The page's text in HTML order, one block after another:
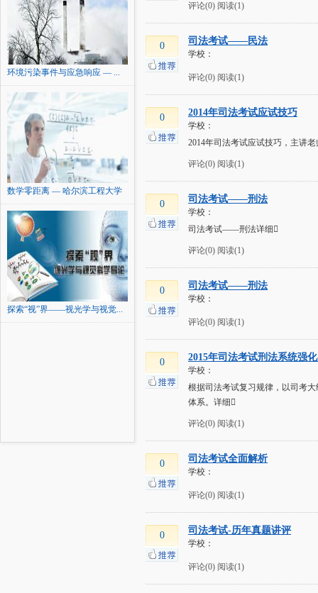
环境污染事件与应急响应 — ...
数学零距离 — 哈尔滨工程大学
探索“视”界——视光学与视觉...
评论(0) 阅读(1)
0 司法考试——民法
学校：
评论(0) 阅读(1)
0 2014年司法考试应试技巧
学校：
2014年司法考试应试技巧，主讲
评论(0) 阅读(1)
0 司法考试——刑法
学校：
司法考试——刑法详细
评论(0) 阅读(1)
0 司法考试——刑法
学校：
评论(0) 阅读(1)
0 2015年司法考试刑法系统强
学校：
根据司法考试复习规律，以司考
体系。详细
评论(0) 阅读(1)
0 司法考试全面解析
学校：
评论(0) 阅读(1)
0 司法考试-历年真题讲评
学校：
评论(0) 阅读(1)